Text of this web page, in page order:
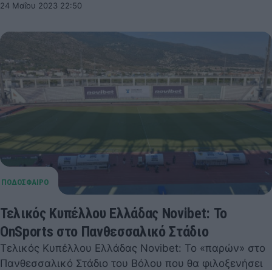
24 Μαΐου 2023 22:50
Τελικός Κυπέλλου Ελλάδας Novibet: Το
OnSports στο Πανθεσσαλικό Στάδιο
Τελικός Κυπέλλου Ελλάδας Novibet: Το «παρών» στο
Πανθεσσαλικό Στάδιο του Βόλου που θα φιλοξενήσει